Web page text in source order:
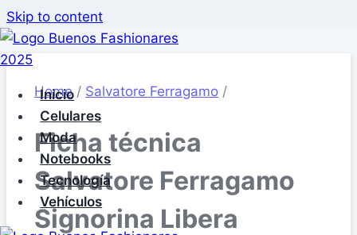
Skip to content
Inicio
Celulares
Moda
Notebooks
Tecnología
Vehículos
Home / Salvatore Ferragamo /
Ficha técnica
Salvatore Ferragamo
Signorina Libera